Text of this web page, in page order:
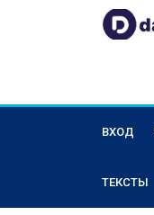
ВХОД
ТЕКСТЫ